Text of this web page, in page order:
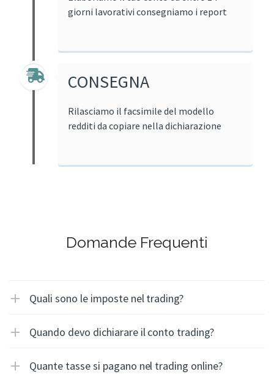
giorni lavorativi consegniamo i report
CONSEGNA
Rilasciamo il facsimile del modello
redditi da copiare nella dichiarazione
Domande Frequenti
Quali sono le imposte nel trading?
Quando devo dichiarare il conto trading?
Quante tasse si pagano nel trading online?